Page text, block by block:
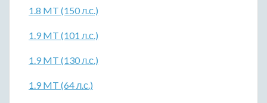
1.8 MT (150 л.с.)
1.9 MT (101 л.с.)
1.9 MT (130 л.с.)
1.9 MT (64 л.с.)